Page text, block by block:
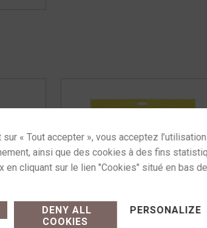
DENY ALL
COOKIES
PERSONALIZE